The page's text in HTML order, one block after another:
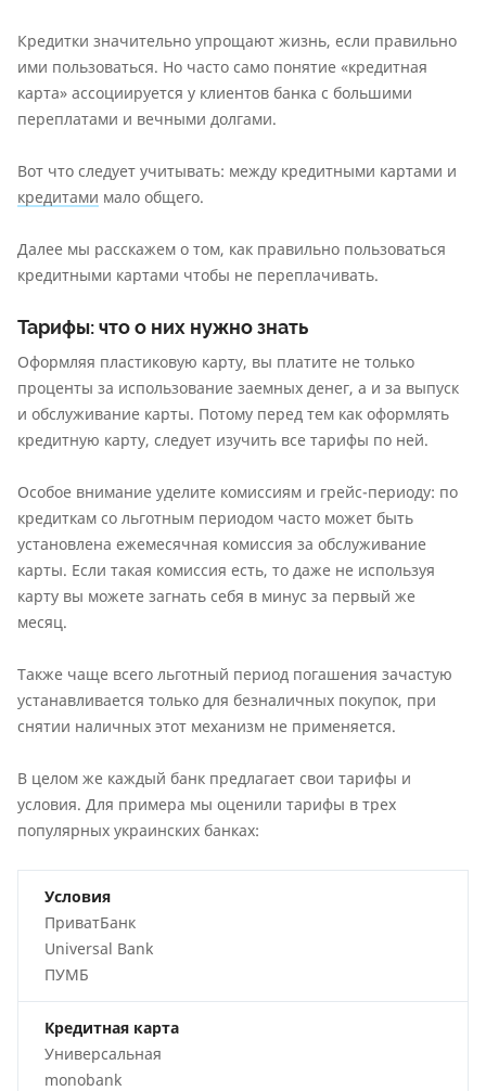
Кредитки значительно упрощают жизнь, если правильно
ими пользоваться. Но часто само понятие «кредитная
карта» ассоциируется у клиентов банка с большими
переплатами и вечными долгами.
Вот что следует учитывать: между кредитными картами и
кредитами мало общего.
Далее мы расскажем о том, как правильно пользоваться
кредитными картами чтобы не переплачивать.
Тарифы: что о них нужно знать
Оформляя пластиковую карту, вы платите не только
проценты за использование заемных денег, а и за выпуск
и обслуживание карты. Потому перед тем как оформлять
кредитную карту, следует изучить все тарифы по ней.
Особое внимание уделите комиссиям и грейс-периоду: по
кредиткам со льготным периодом часто может быть
установлена ежемесячная комиссия за обслуживание
карты. Если такая комиссия есть, то даже не используя
карту вы можете загнать себя в минус за первый же
месяц.
Также чаще всего льготный период погашения зачастую
устанавливается только для безналичных покупок, при
снятии наличных этот механизм не применяется.
В целом же каждый банк предлагает свои тарифы и
условия. Для примера мы оценили тарифы в трех
популярных украинских банках:
Условия
ПриватБанк
Universal Bank
ПУМБ
Кредитная карта
Универсальная
monobank